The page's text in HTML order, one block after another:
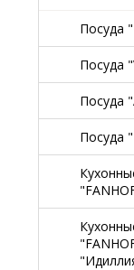
Посуда
Посуда
Посуда
Посуда